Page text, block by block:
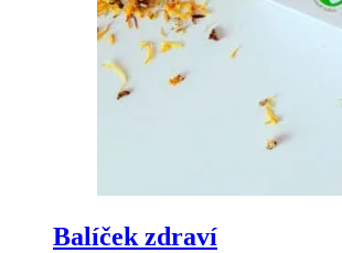
Balíček zdraví